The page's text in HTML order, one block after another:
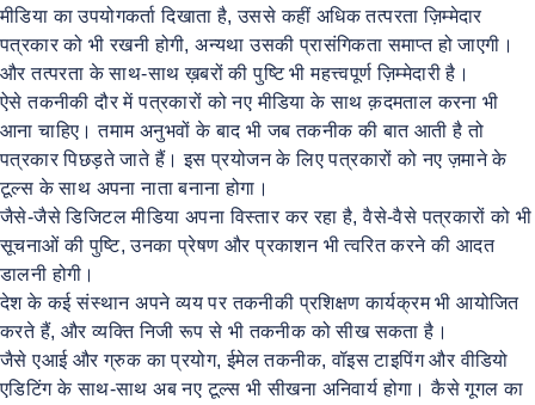
मीडिया का उपयोगकर्ता दिखाता है, उससे कहीं अधिक तत्परता ज़िम्मेदार
पत्रकार को भी रखनी होगी, अन्यथा उसकी प्रासंगिकता समाप्त हो जाएगी।
और तत्परता के साथ-साथ ख़बरों की पुष्टि भी महत्त्वपूर्ण ज़िम्मेदारी है।
ऐसे तकनीकी दौर में पत्रकारों को नए मीडिया के साथ क़दमताल करना भी
आना चाहिए। तमाम अनुभवों के बाद भी जब तकनीक की बात आती है तो
पत्रकार पिछड़ते जाते हैं। इस प्रयोजन के लिए पत्रकारों को नए ज़माने के
टूल्स के साथ अपना नाता बनाना होगा।
जैसे-जैसे डिजिटल मीडिया अपना विस्तार कर रहा है, वैसे-वैसे पत्रकारों को भी
सूचनाओं की पुष्टि, उनका प्रेषण और प्रकाशन भी त्वरित करने की आदत
डालनी होगी।
देश के कई संस्थान अपने व्यय पर तकनीकी प्रशिक्षण कार्यक्रम भी आयोजित
करते हैं, और व्यक्ति निजी रूप से भी तकनीक को सीख सकता है।
जैसे एआई और ग्रुक का प्रयोग, ईमेल तकनीक, वॉइस टाइपिंग और वीडियो
एडिटिंग के साथ-साथ अब नए टूल्स भी सीखना अनिवार्य होगा। कैसे गूगल का